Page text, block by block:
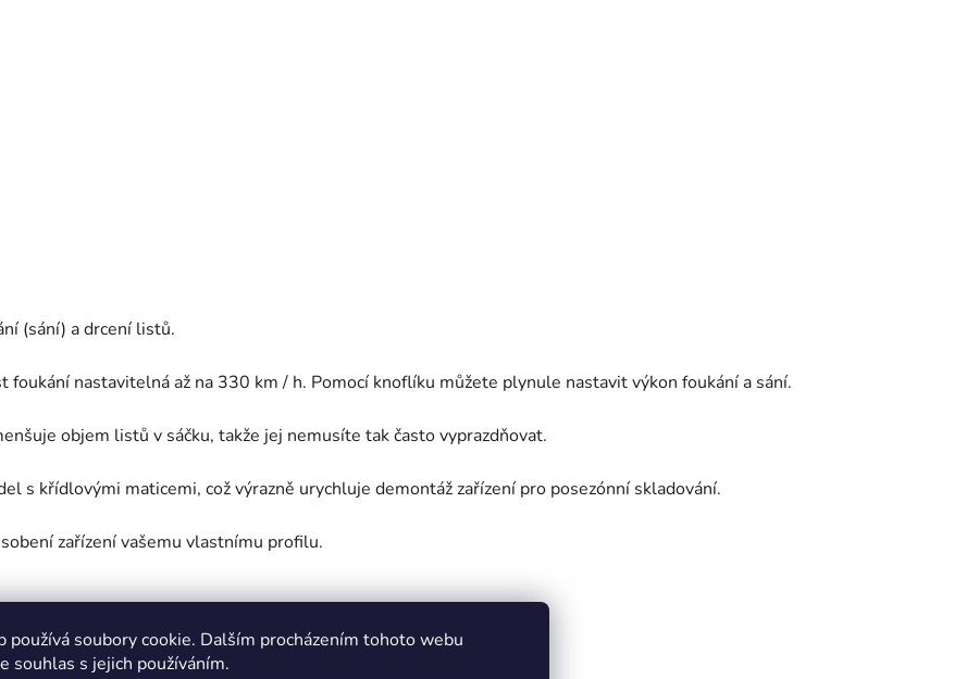
používá soubory cookie. Dalším procházením tohoto webu
souhlas s jejich používáním.
(sání) a drcení listů.
foukání nastavitelná až na 330 km / h. Pomocí knoflíku můžete plynule nastavit výkon foukání a sání.
objem listů v sáčku, takže jej nemusíte tak často vyprazdňovat.
s křídlovými maticemi, což výrazně urychluje demontáž zařízení pro posezónní skladování.
zařízení vašemu vlastnímu profilu.